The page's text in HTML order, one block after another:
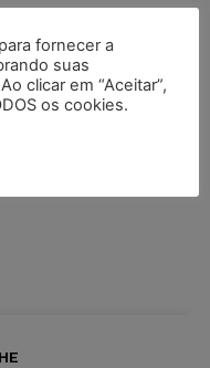
fornecer a
suas
clicar em “Aceitar”,
os cookies.